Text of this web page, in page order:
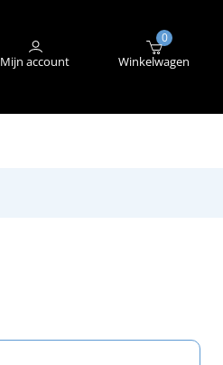
Mijn account
0
Winkelwagen
STORING MELDEN